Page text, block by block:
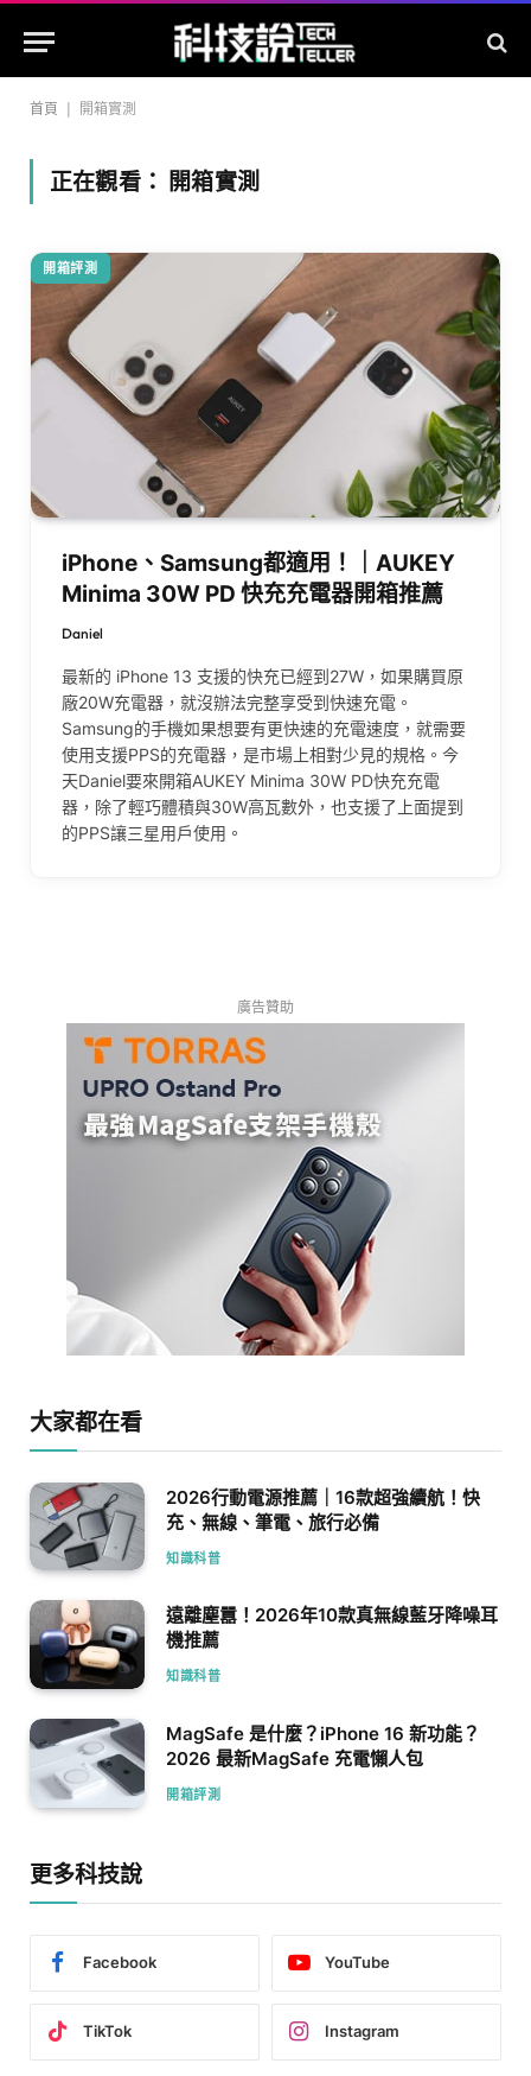
首頁 開箱實測
正在觀看： 開箱實測
開箱評測
iPhone、Samsung都適用！｜AUKEY
Minima 30W PD 快充充電器開箱推薦
Daniel
最新的 iPhone 13 支援的快充已經到27W，如果購買原
廠20W充電器，就沒辦法完整享受到快速充電。
Samsung的手機如果想要有更快速的充電速度，就需要
使用支援PPS的充電器，是市場上相對少見的規格。今
天Daniel要來開箱AUKEY Minima 30W PD快充充電
器，除了輕巧體積與30W高瓦數外，也支援了上面提到
的PPS讓三星用戶使用。
廣告贊助
大家都在看
2026行動電源推薦｜16款超強續航！快
充、無線、筆電、旅行必備
知識科普
遠離塵囂！2026年10款真無線藍牙降噪耳
機推薦
知識科普
MagSafe 是什麼？iPhone 16 新功能？
2026 最新MagSafe 充電懶人包
開箱評測
更多科技說
Facebook YouTube
TikTok Instagram